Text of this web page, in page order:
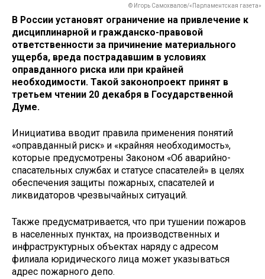
© Игорь Самохвалов/«Парламентская газета»
В России установят ограничение на привлечение к
дисциплинарной и гражданско-правовой
ответственности за причинение материального
ущерба, вреда пострадавшим в условиях
оправданного риска или при крайней
необходимости. Такой законопроект принят в
третьем чтении 20 декабря в Государственной
Думе.
Инициатива вводит правила применения понятий
«оправданный риск» и «крайняя необходимость»,
которые предусмотрены Законом «Об аварийно-
спасательных службах и статусе спасателей» в целях
обеспечения защиты пожарных, спасателей и
ликвидаторов чрезвычайных ситуаций.
Также предусматривается, что при тушении пожаров
в населенных пунктах, на производственных и
инфраструктурных объектах наряду с адресом
филиала юридического лица может указываться
адрес пожарного депо.